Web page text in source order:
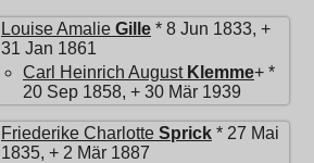
Louise Amalie Gille * 8 Jun 1833, +
31 Jan 1861
Carl Heinrich August Klemme+ *
20 Sep 1858, + 30 Mär 1939
Friederike Charlotte Sprick * 27 Mai
1835, + 2 Mär 1887